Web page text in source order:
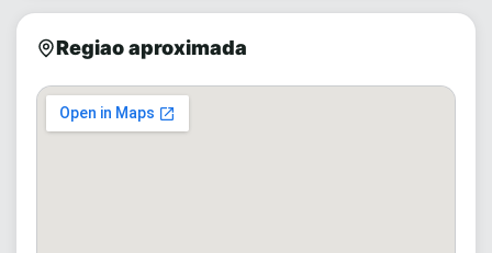
Regiao aproximada